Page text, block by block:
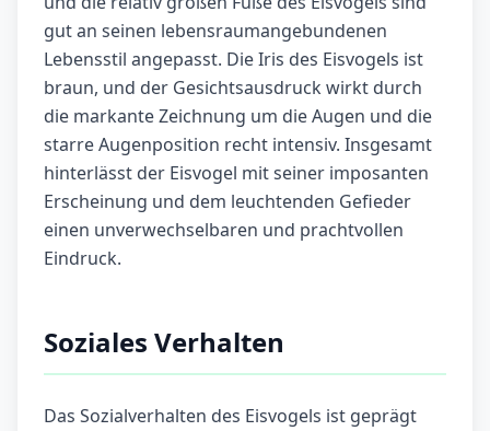
gut an seinen lebensraumangebundenen
Lebensstil angepasst. Die Iris des Eisvogels ist
braun, und der Gesichtsausdruck wirkt durch
die markante Zeichnung um die Augen und die
starre Augenposition recht intensiv. Insgesamt
hinterlässt der Eisvogel mit seiner imposanten
Erscheinung und dem leuchtenden Gefieder
einen unverwechselbaren und prachtvollen
Eindruck.
Soziales Verhalten
Das Sozialverhalten des Eisvogels ist geprägt